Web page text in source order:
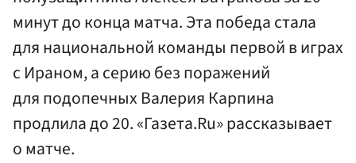
минут до конца матча. Эта победа стала
для национальной команды первой в играх
с Ираном, а серию без поражений
для подопечных Валерия Карпина
продлила до 20. «Газета.Ru» рассказывает
о матче.